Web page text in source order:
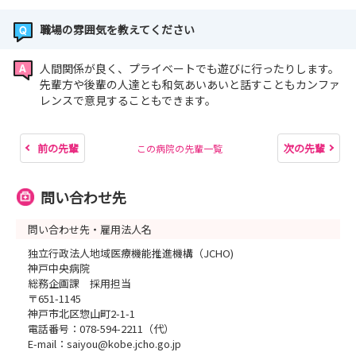
職場の雰囲気を教えてください
人間関係が良く、プライベートでも遊びに行ったりします。
先輩方や後輩の人達とも和気あいあいと話すこともカンファ
レンスで意見することもできます。
前の先輩 この病院の先輩一覧 次の先輩
問い合わせ先
問い合わせ先・雇用法人名
独立行政法人地域医療機能推進機構（JCHO)
神戸中央病院
総務企画課 採用担当
〒651-1145
神戸市北区惣山町2-1-1
電話番号：078-594-2211（代）
E-mail：saiyou@kobe.jcho.go.jp